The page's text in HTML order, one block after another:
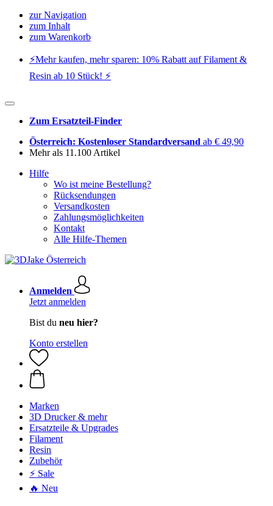
zur Navigation
zum Inhalt
zum Warenkorb
⚡️Mehr kaufen, mehr sparen: 10% Rabatt auf Filament &
Resin ab 10 Stück! ⚡️
Zum Ersatzteil-Finder
Österreich: Kostenloser Standardversand ab € 49,90
Mehr als 11.100 Artikel
Hilfe
Wo ist meine Bestellung?
Rücksendungen
Versandkosten
Zahlungsmöglichkeiten
Kontakt
Alle Hilfe-Themen
Anmelden
Jetzt anmelden
Bist du neu hier?
Konto erstellen
Marken
3D Drucker & mehr
Ersatzteile & Upgrades
Filament
Resin
Zubehör
⚡ Sale
🔥 Neu